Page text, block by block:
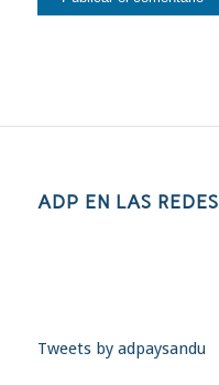
ADP EN LAS REDES
Tweets by adpaysandu